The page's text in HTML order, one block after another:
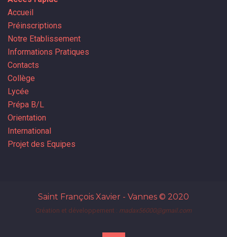
Accueil
Préinscriptions
Notre Etablissement
Informations Pratiques
Contacts
Collège
Lycée
Prépa B/L
Orientation
International
Projet des Equipes
Saint François Xavier - Vannes © 2020
Création et développement : madax56000@gmail.com